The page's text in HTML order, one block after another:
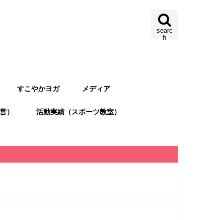
searc
h
すこやかヨガ メディア
） 活動実績（スポーツ教室）